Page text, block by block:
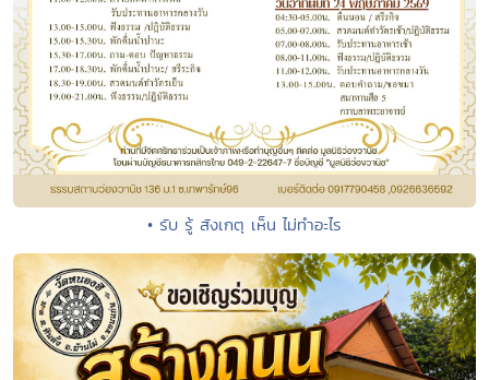
• รับ รู้ สังเกตุ เห็น ไม่ทำอะไร